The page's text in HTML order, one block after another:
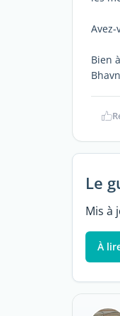
Bien
Le
Mis à
À